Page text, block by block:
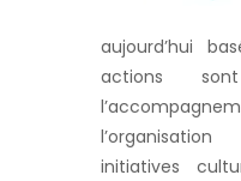
aujourd’hui
actions
initiatives